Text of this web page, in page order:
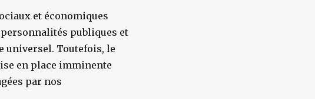
et économiques
publiques et
universel. Toutefois, le
en place imminente
par nos